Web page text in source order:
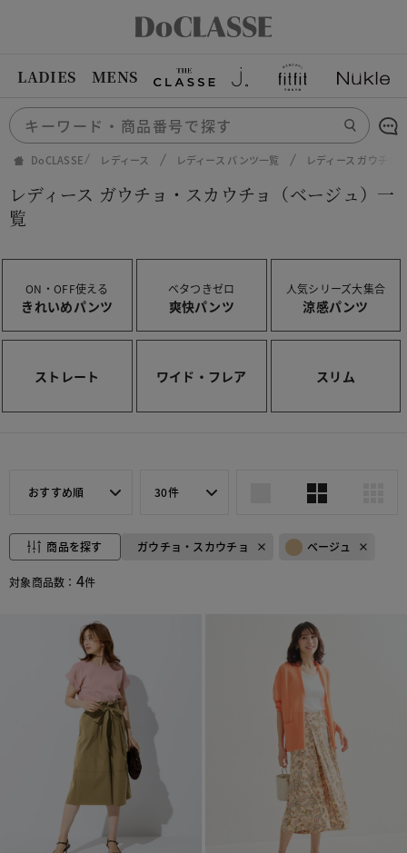
LADIES MENS
DoCLASSE レディース レディース パンツ一覧 レディース ガウチョ
レディース ガウチョ・スカウチョ（ベージュ）一
覧
ON・OFF使える
きれいめパンツ
ベタつきゼロ
爽快パンツ
人気シリーズ大集合
涼感パンツ
ストレート ワイド・フレア スリム
おすすめ順 30件
商品を探す ガウチョ・スカウチョ ベージュ
対象商品数： 4件